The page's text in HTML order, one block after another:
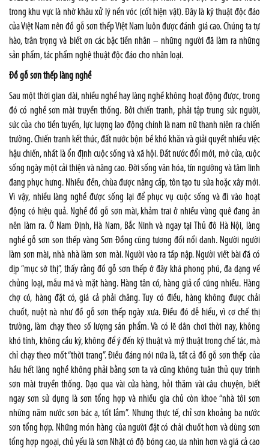
trong khu vực là nhờ khâu xử lý nền vóc (cốt hiện vật). Đây là kỹ thuật độc đáo
của Việt Nam nên đồ gỗ sơn thếp Việt Nam luôn được đánh giá cao. Chúng ta tự
hào, trân trọng và biết ơn các bậc tiền nhân – những người đã làm ra những
sản phẩm, tác phẩm nghệ thuật độc đáo cho nhân loại.
Đồ gỗ sơn thếp làng nghề
Sau một thời gian dài, nhiều nghề hay làng nghề không hoạt động được, trong
đó có nghề sơn mài truyền thống. Bởi chiến tranh, phải tập trung sức người,
sức của cho tiền tuyến, lực lượng lao động chính là nam nữ thanh niên ra chiến
trường. Chiến tranh kết thúc, đất nước bộn bề khó khăn và giải quyết nhiều việc
hậu chiến, nhất là ổn định cuộc sống và xã hội. Đất nước đổi mới, mở cửa, cuộc
sống ngày một cải thiện và nâng cao. Đời sống văn hóa, tín ngưỡng và tâm linh
đang phục hưng. Nhiều đền, chùa được nâng cấp, tôn tạo tu sửa hoặc xây mới.
Vì vậy, nhiều làng nghề được sống lại để phục vụ cuộc sống và đi vào hoạt
động có hiệu quả. Nghề đồ gỗ sơn mài, khảm trai ở nhiều vùng quê đang ăn
nên làm ra. Ở Nam Định, Hà Nam, Bắc Ninh và ngay tại Thủ đô Hà Nội, làng
nghề gỗ sơn son thếp vàng Sơn Đồng cũng tương đối nổi danh. Người người
làm sơn mài, nhà nhà làm sơn mài. Người vào ra tấp nập. Người viết bài đã có
dịp “mục sở thị”, thấy rằng đồ gỗ sơn thếp ở đây khá phong phú, đa dạng về
chủng loại, mẫu mã và mặt hàng. Hàng tân có, hàng giả cổ cũng nhiều. Hàng
chợ có, hàng đặt có, giá cả phải chăng. Tuy có điều, hàng không được chải
chuốt, nuột nà như đồ gỗ sơn thếp ngày xưa. Điều đó dễ hiểu, vì cơ chế thị
trường, làm chạy theo số lượng sản phẩm. Và có lẽ dân chơi thời nay, không
khó tính, không cầu kỳ, không để ý đến kỹ thuật và mỹ thuật trong chế tác, mà
chỉ chạy theo mốt “thời trang”. Điều đáng nói nữa là, tất cả đồ gỗ sơn thếp của
hầu hết làng nghề không phải bằng sơn ta và cũng không tuân thủ quy trình
sơn mài truyền thống. Dạo qua vài cửa hàng, hỏi thăm vài câu chuyện, biết
ngay sơn sử dụng là sơn tổng hợp và nhiều gia chủ còn khoe “nhà tôi sơn
những năm nước sơn bác ạ, tốt lắm”. Nhưng thực tế, chỉ sơn khoảng ba nước
sơn tổng hợp. Những món hàng của người đặt có chải chuốt hơn và dùng sơn
tổng hợp ngoại, chủ yếu là sơn Nhật có độ bóng cao, ưa nhìn hơn và giá cả cao